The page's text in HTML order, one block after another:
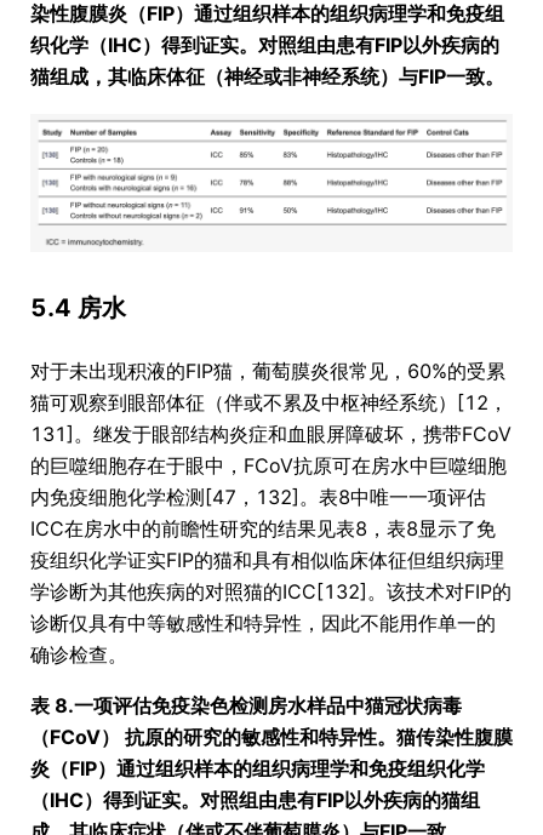
染性腹膜炎（FIP）通过组织样本的组织病理学和免疫组
织化学（IHC）得到证实。对照组由患有FIP以外疾病的
猫组成，其临床体征（神经或非神经系统）与FIP一致。
5.4 房水
对于未出现积液的FIP猫，葡萄膜炎很常见，60%的受累
猫可观察到眼部体征（伴或不累及中枢神经系统）[12，
131]。继发于眼部结构炎症和血眼屏障破坏，携带FCoV
的巨噬细胞存在于眼中，FCoV抗原可在房水中巨噬细胞
内免疫细胞化学检测[47，132]。表8中唯一一项评估
ICC在房水中的前瞻性研究的结果见表8，表8显示了免
疫组织化学证实FIP的猫和具有相似临床体征但组织病理
学诊断为其他疾病的对照猫的ICC[132]。该技术对FIP的
诊断仅具有中等敏感性和特异性，因此不能用作单一的
确诊检查。
表 8.一项评估免疫染色检测房水样品中猫冠状病毒
（FCoV） 抗原的研究的敏感性和特异性。猫传染性腹膜
炎（FIP）通过组织样本的组织病理学和免疫组织化学
（IHC）得到证实。对照组由患有FIP以外疾病的猫组